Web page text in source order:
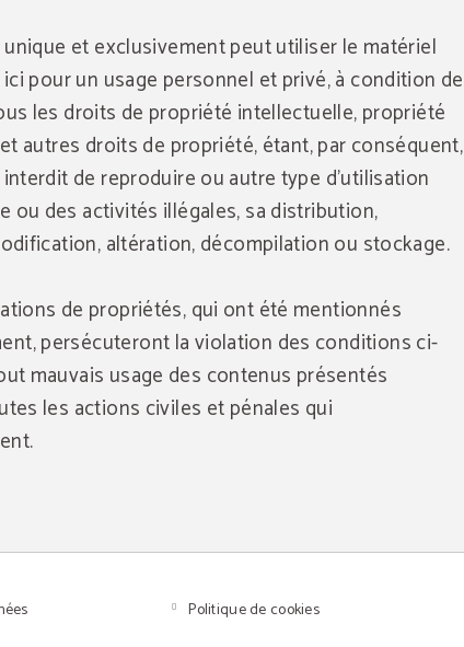
et exclusivement peut utiliser le matériel
pour un usage personnel et privé, à condition de
les droits de propriété intellectuelle, propriété
autres droits de propriété, étant, par conséquent,
de reproduire ou autre type d'utilisation
ou des activités illégales, sa distribution,
altération, décompilation ou stockage.
de propriétés, qui ont été mentionnés
persécuteront la violation des conditions ci-
mauvais usage des contenus présentés
les actions civiles et pénales qui
Politique de cookies